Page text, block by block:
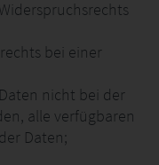
bei einer
nicht bei der
alle verfügbaren
Daten;